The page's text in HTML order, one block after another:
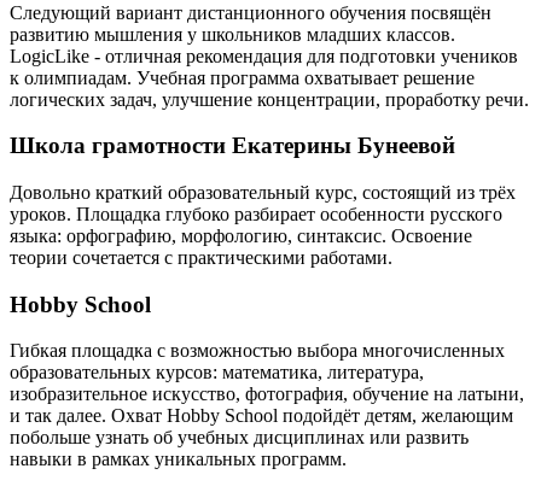
Следующий вариант дистанционного обучения посвящён
развитию мышления у школьников младших классов.
LogicLike - отличная рекомендация для подготовки учеников
к олимпиадам. Учебная программа охватывает решение
логических задач, улучшение концентрации, проработку речи.
Школа грамотности Екатерины Бунеевой
Довольно краткий образовательный курс, состоящий из трёх
уроков. Площадка глубоко разбирает особенности русского
языка: орфографию, морфологию, синтаксис. Освоение
теории сочетается с практическими работами.
Hobby School
Гибкая площадка с возможностью выбора многочисленных
образовательных курсов: математика, литература,
изобразительное искусство, фотография, обучение на латыни,
и так далее. Охват Hobby School подойдёт детям, желающим
побольше узнать об учебных дисциплинах или развить
навыки в рамках уникальных программ.